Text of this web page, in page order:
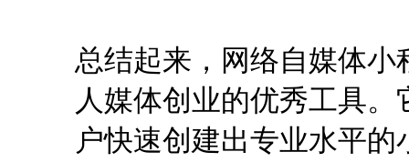
总结起来，网络自媒体
人媒体创业的优秀工具
户快速创建出专业水平